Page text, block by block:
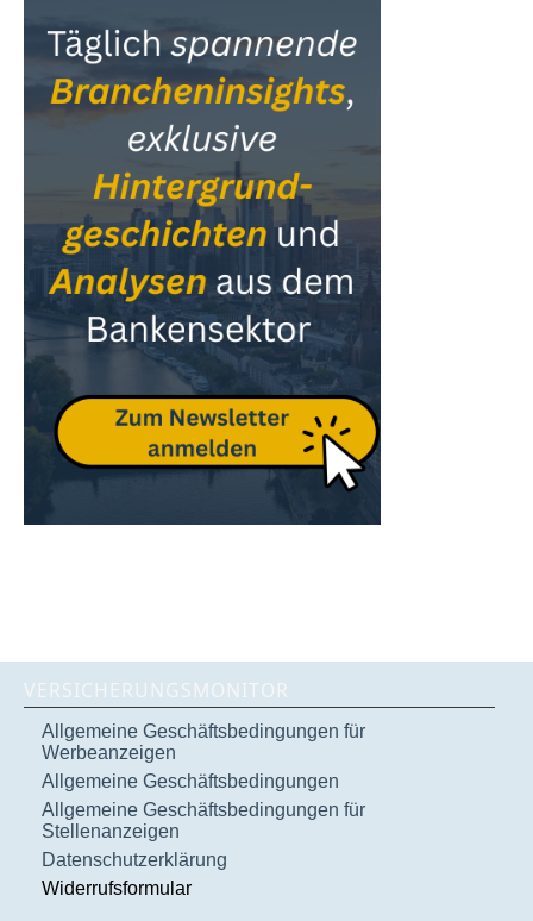
VERSICHERUNGSMONITOR
Allgemeine Geschäftsbedingungen für
Werbeanzeigen
Allgemeine Geschäftsbedingungen
Allgemeine Geschäftsbedingungen für
Stellenanzeigen
Datenschutzerklärung
Widerrufsformular